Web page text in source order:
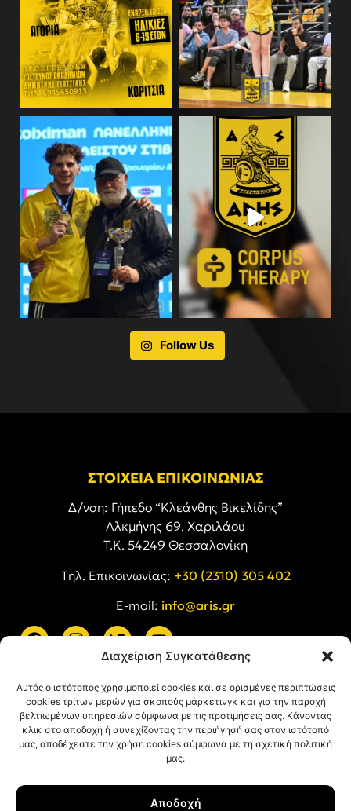
Διαχείριση Συγκατάθεσης
Αυτός ο ιστότοπος χρησιμοποιεί cookies και σε ορισμένες περιπτώσεις
cookies τρίτων μερών για σκοπούς μάρκετινγκ και για την παροχή
βελτιωμένων υπηρεσιών σύμφωνα με τις προτιμήσεις σας. Κάνοντας
κλικ στο αποδοχή ή συνεχίζοντας την περιήγησή σας στον ιστότοπό
μας, αποδέχεστε την χρήση cookies σύμφωνα με τη σχετική πολιτική
μας.
Αποδοχή
Follow Us
ΣΤΟΙΧΕΙΑ ΕΠΙΚΟΙΝΩΝΙΑΣ
Δ/νση: Γήπεδο “Κλεάνθης Βικελίδης”
Αλκμήνης 69, Χαριλάου
Τ.Κ. 54249 Θεσσαλονίκη
Tηλ. Επικοινωνίας: +30 (2310) 305 402
E-mail: info@aris.gr